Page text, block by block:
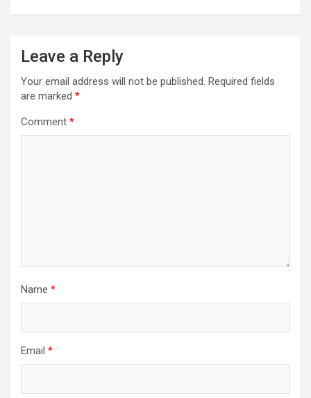
Leave a Reply
Your email address will not be published. Required fields
are marked *
Comment *
Name *
Email *